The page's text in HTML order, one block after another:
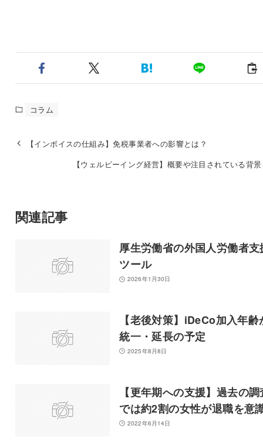
コラム
【インボイスの仕組み】免税事業者への影響とは？
【ウェルビーイング経営】概要や注目されている背
関連記事
厚生労働省の外国人労働者支
ツール
2026年1月30日
【老後対策】iDeCo加入年齢
統一・延長の予定
2025年8月8日
【更年期への支援】過去の調
では約2割の女性が退職を意
2022年6月14日